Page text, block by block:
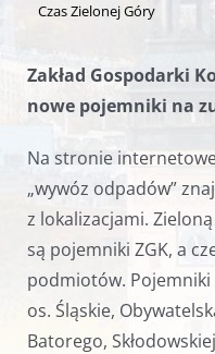
Czas Zielonej Góry
Zakład Gospodarki
nowe pojemniki na
Na stronie
„wywóz odpadów”
z lokalizacjami.
są pojemniki ZGK, a
podmiotów.
os. Śląskie,
Batorego,